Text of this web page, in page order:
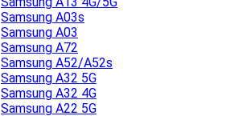
Samsung A03s
Samsung A03
Samsung A72
Samsung A52/A52s
Samsung A32 5G
Samsung A32 4G
Samsung A22 5G